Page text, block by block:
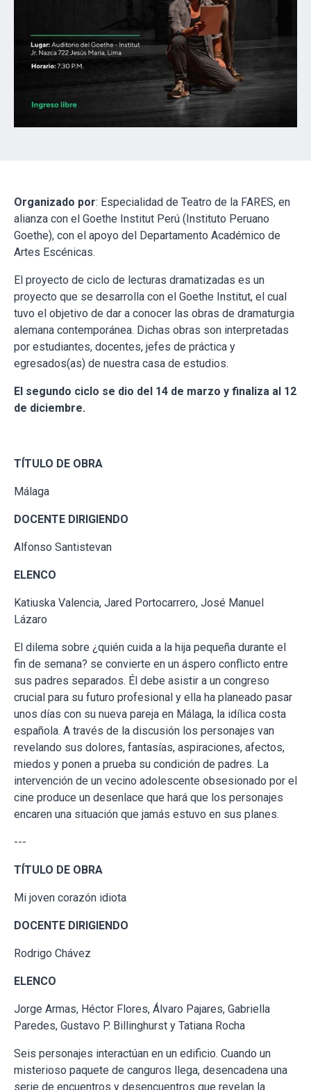
Organizado por: Especialidad de Teatro de la FARES, en
alianza con el Goethe Institut Perú (Instituto Peruano
Goethe), con el apoyo del Departamento Académico de
Artes Escénicas.
El proyecto de ciclo de lecturas dramatizadas es un
proyecto que se desarrolla con el Goethe Institut, el cual
tuvo el objetivo de dar a conocer las obras de dramaturgia
alemana contemporánea. Dichas obras son interpretadas
por estudiantes, docentes, jefes de práctica y
egresados(as) de nuestra casa de estudios.
El segundo ciclo se dio del 14 de marzo y finaliza al 12
de diciembre.
TÍTULO DE OBRA
Málaga
DOCENTE DIRIGIENDO
Alfonso Santistevan
ELENCO
Katiuska Valencia, Jared Portocarrero, José Manuel
Lázaro
El dilema sobre ¿quién cuida a la hija pequeña durante el
fin de semana? se convierte en un áspero conflicto entre
sus padres separados. Él debe asistir a un congreso
crucial para su futuro profesional y ella ha planeado pasar
unos días con su nueva pareja en Málaga, la idílica costa
española. A través de la discusión los personajes van
revelando sus dolores, fantasías, aspiraciones, afectos,
miedos y ponen a prueba su condición de padres. La
intervención de un vecino adolescente obsesionado por el
cine produce un desenlace que hará que los personajes
encaren una situación que jamás estuvo en sus planes.
---
TÍTULO DE OBRA
Mi joven corazón idiota
DOCENTE DIRIGIENDO
Rodrigo Chávez
ELENCO
Jorge Armas, Héctor Flores, Álvaro Pajares, Gabriella
Paredes, Gustavo P. Billinghurst y Tatiana Rocha
Seis personajes interactúan en un edificio. Cuando un
misterioso paquete de canguros llega, desencadena una
serie de encuentros y desencuentros que revelan la